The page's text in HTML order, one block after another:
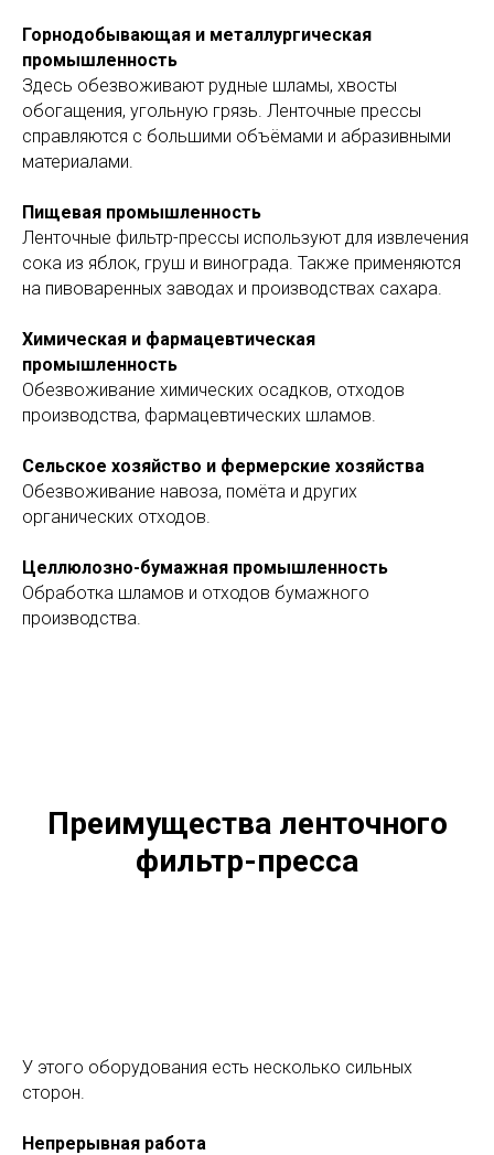
Горнодобывающая и металлургическая
промышленность
Здесь обезвоживают рудные шламы, хвосты
обогащения, угольную грязь. Ленточные прессы
справляются с большими объёмами и абразивными
материалами.
Пищевая промышленность
Ленточные фильтр-прессы используют для извлечения
сока из яблок, груш и винограда. Также применяются
на пивоваренных заводах и производствах сахара.
Химическая и фармацевтическая
промышленность
Обезвоживание химических осадков, отходов
производства, фармацевтических шламов.
Сельское хозяйство и фермерские хозяйства
Обезвоживание навоза, помёта и других
органических отходов.
Целлюлозно-бумажная промышленность
Обработка шламов и отходов бумажного
производства.
Преимущества ленточного
фильтр-пресса
У этого оборудования есть несколько сильных
сторон.
Непрерывная работа